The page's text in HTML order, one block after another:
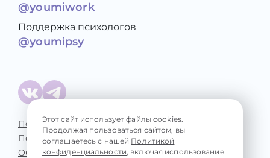
@youmiwork
Поддержка психологов
@youmipsy
Политика конфиденциальности
Пользовательское соглашение
Обработка персональных данных
Этот сайт использует файлы cookies.
Продолжая пользоваться сайтом, вы
соглашаетесь с нашей Политикой
конфиденциальности, включая использование